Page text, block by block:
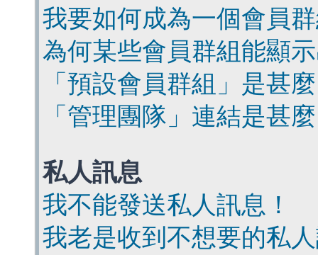
我要如何成為一個會員
為何某些會員群組能顯
「預設會員群組」是甚
「管理團隊」連結是甚
私人訊息
我不能發送私人訊息！
我老是收到不想要的私